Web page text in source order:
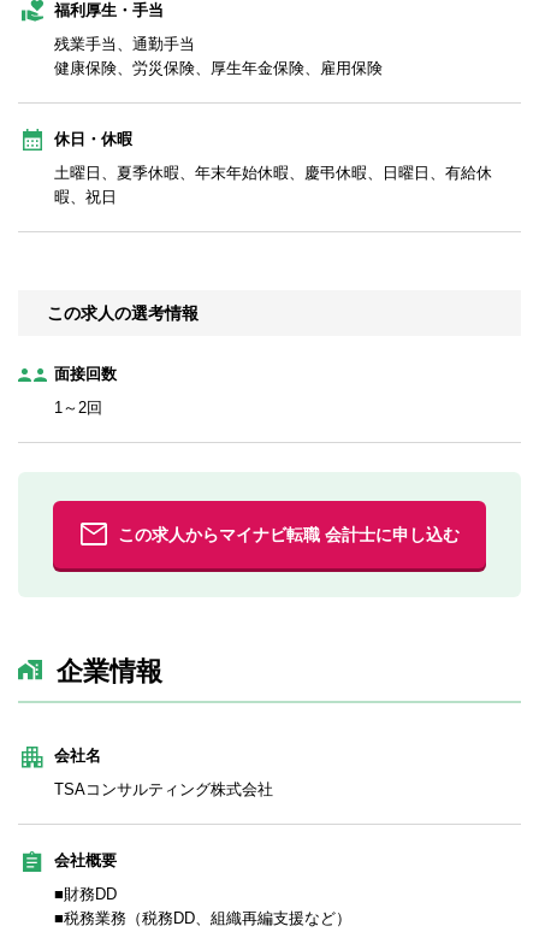
福利厚生・手当
残業手当、通勤手当
健康保険、労災保険、厚生年金保険、雇用保険
休日・休暇
土曜日、夏季休暇、年末年始休暇、慶弔休暇、日曜日、有給休
暇、祝日
この求人の選考情報
面接回数
1～2回
この求人からマイナビ転職 会計士に申し込む
企業情報
会社名
TSAコンサルティング株式会社
会社概要
■財務DD
■税務業務（税務DD、組織再編支援など）